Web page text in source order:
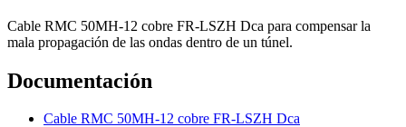
Cable RMC 50MH-12 cobre FR-LSZH Dca para compensar la
mala propagación de las ondas dentro de un túnel.
Documentación
Cable RMC 50MH-12 cobre FR-LSZH Dca